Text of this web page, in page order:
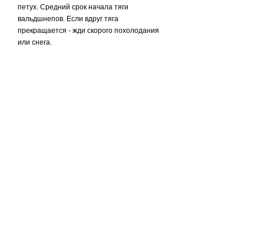
петух. Средний срок начала тяги
вальдшнепов. Если вдруг тяга
прекращается - жди скорого похолодания
или снега.